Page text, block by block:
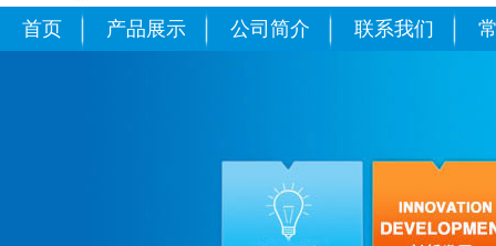
首页 产品展示 公司简介 联系我们